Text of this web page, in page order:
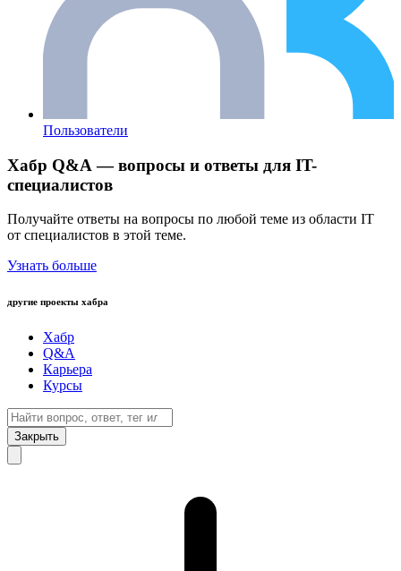
Пользователи
Хабр Q&A — вопросы и ответы для IT-
специалистов
Получайте ответы на вопросы по любой теме из области IT
от специалистов в этой теме.
Узнать больше
другие проекты хабра
Хабр
Q&A
Карьера
Курсы
Закрыть